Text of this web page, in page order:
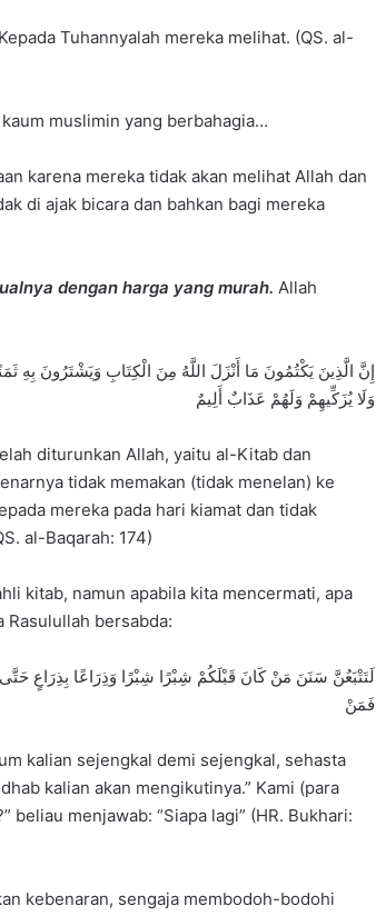
Tuhannyalah mereka melihat. (QS. al-
muslimin yang berbahagia…
karena mereka tidak akan melihat Allah dan
di ajak bicara dan bahkan bagi mereka
dengan harga yang murah. Allah
وَلَا يُزَكِّيهِمْ وَلَهُمْ عَذَابٌ أَلِيمٌ
diturunkan Allah, yaitu al-Kitab dan
tidak memakan (tidak menelan) ke
mereka pada hari kiamat dan tidak
al-Baqarah: 174)
kitab, namun apabila kita mencermati, apa
Rasulullah bersabda:
فَمَنْ
kalian sejengkal demi sejengkal, sehasta
kalian akan mengikutinya.” Kami (para
beliau menjawab: “Siapa lagi” (HR. Bukhari:
kebenaran, sengaja membodoh-bodohi